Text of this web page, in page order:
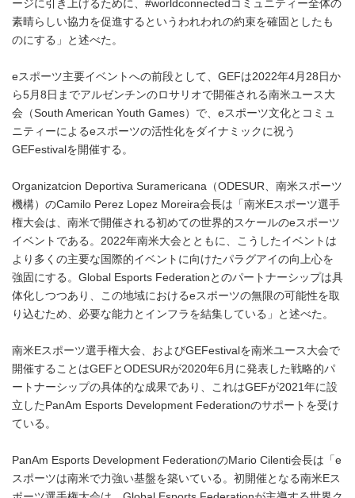
ージに引き上げるために、#worldconnectedコミュニティー全体の
素晴らしい協力を促進するというわれわれの約束を確固としたも
のにする」と述べた。
eスポーツ主要イベントへの前段として、GEFは2022年4月28日か
ら5月8日までアルゼンチンのロサリオで開催される南米ユース大
会（South American Youth Games）で、eスポーツ文化とコミュ
ニティーによるeスポーツの活性化をダイナミックに祝う
GEFestivalを開催する。
Organizatcion Deportiva Suramericana（ODESUR、南米スポーツ
機構）のCamilo Perez Lopez Moreira会長は「南米Eスポーツ選手
権大会は、南米で開催される初めての世界的スケールのeスポーツ
イベントである。2022年南米大会とともに、こうしたイベントは
より多くの主要な国際的イベントに向けたパラグアイの向上心を
強固にする。Global Esports Federationとのパートナーシップは具
体化しつつあり、この地域におけるeスポーツの無限の可能性を取
り込むため、必要な能力とインフラを結集している」と述べた。
南米Eスポーツ選手権大会、およびGEFestivalを南米ユース大会で
開催することはGEFとODESURが2020年6月に発表した戦略的パ
ートナーシップの具体的な成果であり、これはGEFが2021年に設
立したPanAm Esports Development Federationのサポートを受け
ている。
PanAm Esports Development FederationのMario Cilenti会長は「e
スポーツは南米で力強い基盤を築いている。初開催となる南米Eス